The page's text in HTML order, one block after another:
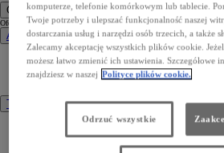
Oferty specjalne i Finansowanie
Oferty specjalne i Finansowanie
Aktualne oferty
Finał wyprzedaży 2025
Samochody dostawcze Toyota Professional
Oferta biznesowa
Toyota Financial Services
Kredyt niższych rat Toyota Easy
Kredyt standardowy
komputerze, telefonie komórkowym lub tablecie.
Twoje potrzeby i ulepszać funkcjonalność naszej
dostarczania usług i narzędzi osób trzecich, a także
Zalecamy akceptację wszystkich plików cookie.
możesz łatwo zmienić ich ustawienia. Szczegółowe
znajdziesz w naszej Polityce plików cookie.
Odrzuć wszystkie